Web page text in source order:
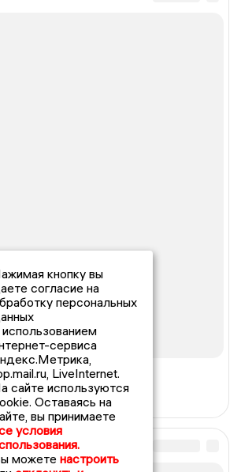
кнопку вы
согласие на
персональных
сервиса
LiveInternet.
сайте используются
Оставаясь на
вы принимаете
условия
можете настроить